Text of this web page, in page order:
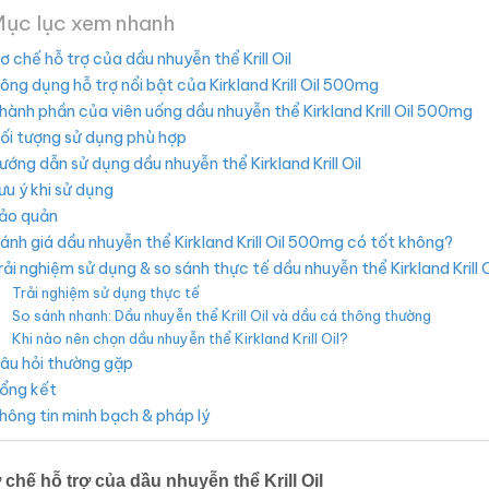
lục xem nhanh
chế hỗ trợ của dầu nhuyễn thể Krill Oil
dụng hỗ trợ nổi bật của Kirkland Krill Oil 500mg
phần của viên uống dầu nhuyễn thể Kirkland Krill Oil 500mg
tượng sử dụng phù hợp
dẫn sử dụng dầu nhuyễn thể Kirkland Krill Oil
ý khi sử dụng
quản
giá dầu nhuyễn thể Kirkland Krill Oil 500mg có tốt không?
nghiệm sử dụng & so sánh thực tế dầu nhuyễn thể Kirkland Krill
Trải nghiệm sử dụng thực tế
So sánh nhanh: Dầu nhuyễn thể Krill Oil và dầu cá thông thường
Khi nào nên chọn dầu nhuyễn thể Kirkland Krill Oil?
hỏi thường gặp
kết
tin minh bạch & pháp lý
chế hỗ trợ của dầu nhuyễn thể Krill Oil